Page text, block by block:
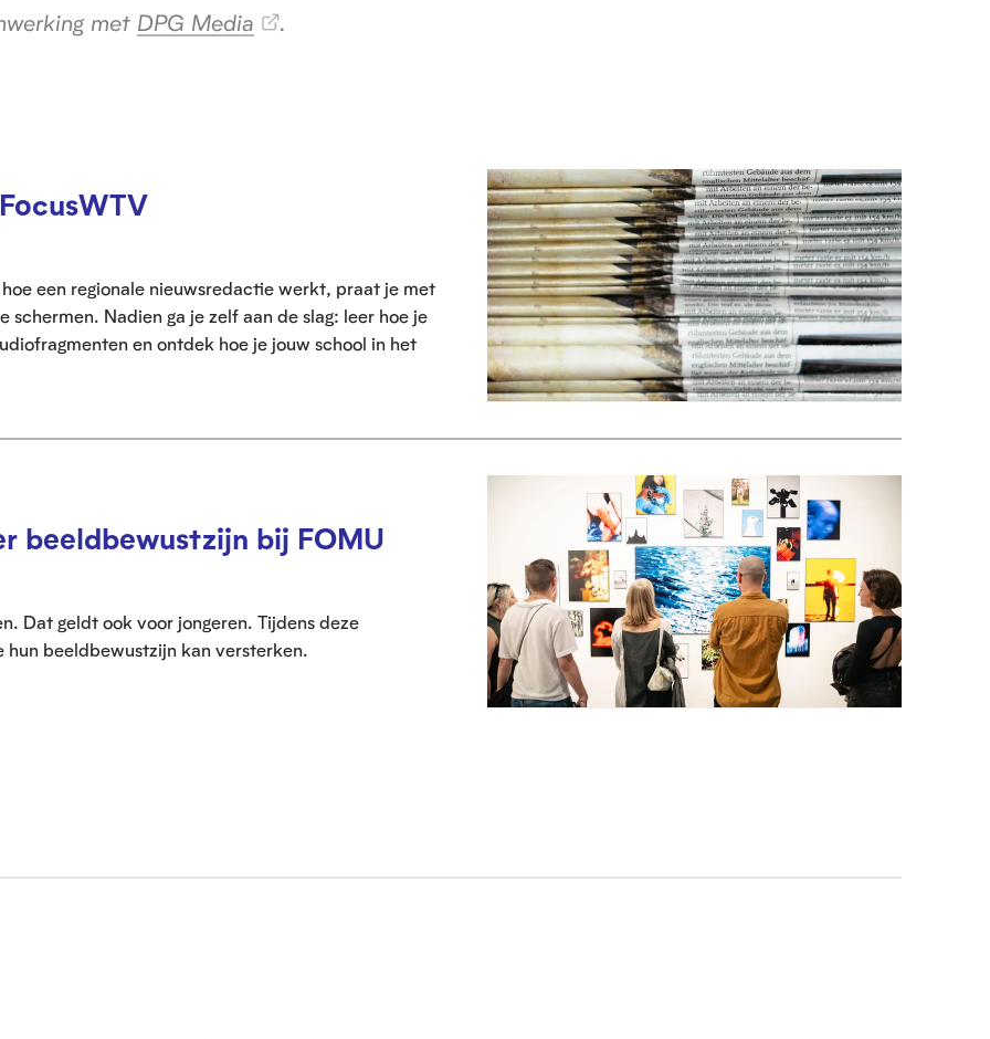
met DPG Media .
een regionale nieuwsredactie werkt, praat je met
Nadien ga je zelf aan de slag: leer hoe je
en ontdek hoe je jouw school in het
beeldbewustzijn bij FOMU
Dat geldt ook voor jongeren. Tijdens deze
beeldbewustzijn kan versterken.